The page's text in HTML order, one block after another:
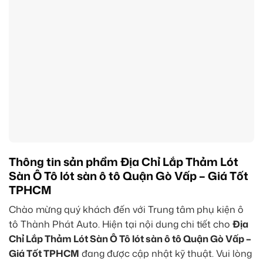
Thông tin sản phẩm Địa Chỉ Lắp Thảm Lót
Sàn Ô Tô lót sàn ô tô Quận Gò Vấp – Giá Tốt
TPHCM
Chào mừng quý khách đến với Trung tâm phụ kiện ô
tô Thành Phát Auto. Hiện tại nội dung chi tiết cho Địa
Chỉ Lắp Thảm Lót Sàn Ô Tô lót sàn ô tô Quận Gò Vấp –
Giá Tốt TPHCM đang được cập nhật kỹ thuật. Vui lòng